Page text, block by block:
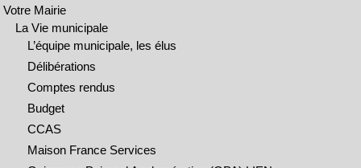
Votre Mairie
La Vie municipale
L’équipe municipale, les élus
Délibérations
Comptes rendus
Budget
CCAS
Maison France Services